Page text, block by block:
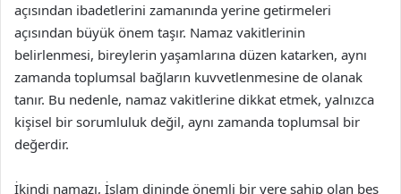
açısından ibadetlerini zamanında yerine getirmeleri
açısından büyük önem taşır. Namaz vakitlerinin
belirlenmesi, bireylerin yaşamlarına düzen katarken, aynı
zamanda toplumsal bağların kuvvetlenmesine de olanak
tanır. Bu nedenle, namaz vakitlerine dikkat etmek, yalnızca
kişisel bir sorumluluk değil, aynı zamanda toplumsal bir
değerdir.
İkindi namazı, İslam dininde önemli bir yere sahip olan beş